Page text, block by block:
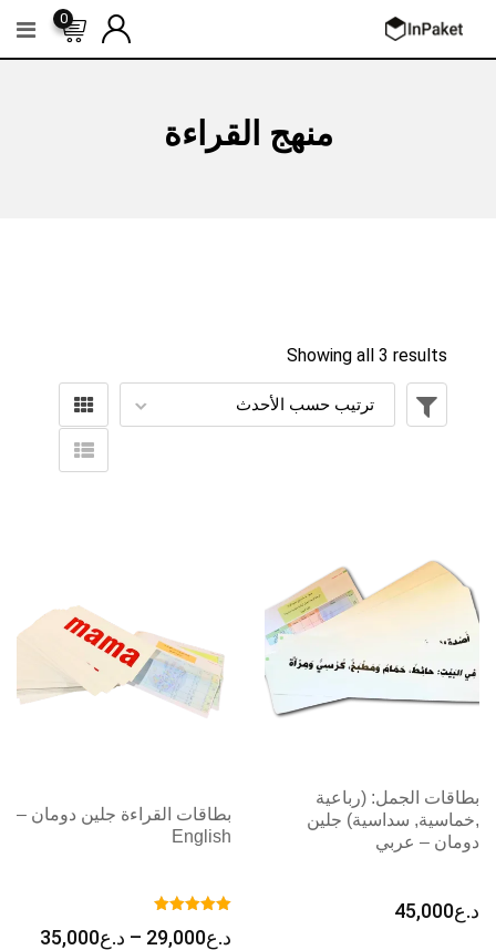
0
منهج القراءة
Showing all 3 results
بطاقات الجمل: (رباعية
,خماسية, سداسية) جلين
دومان – عربي
د.ع45,000
بطاقات القراءة جلين دومان –
English
د.ع29,000
– د.ع35,000